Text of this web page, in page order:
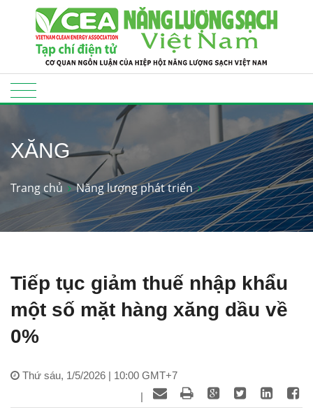
XĂNG
Trang chủ Năng lượng phát triển
Tiếp tục giảm thuế nhập khẩu
một số mặt hàng xăng dầu về
0%
Thứ sáu, 1/5/2026 | 10:00 GMT+7
|